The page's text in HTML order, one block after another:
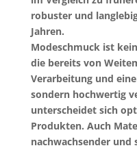
robuster und
Jahren.
Modeschmuck ist
die bereits von
Verarbeitung und
sondern hochwertig
unterscheidet sich
Produkten. Auch
nachwachsender und